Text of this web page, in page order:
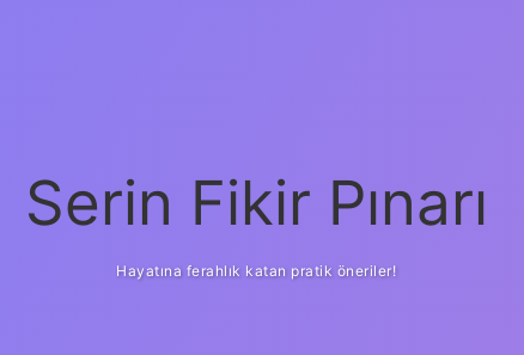
Serin Fikir Pınarı
Hayatına ferahlık katan pratik öneriler!